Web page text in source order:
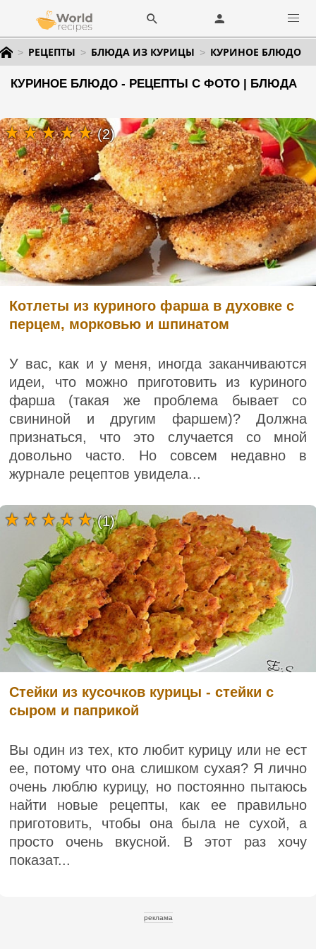
РЕЦЕПТЫ БЛЮДА ИЗ КУРИЦЫ КУРИНОЕ БЛЮДО
КУРИНОЕ БЛЮДО - РЕЦЕПТЫ С ФОТО | БЛЮДА
Котлеты из куриного фарша в духовке с
перцем, морковью и шпинатом
У вас, как и у меня, иногда заканчиваются
идеи, что можно приготовить из куриного
фарша (такая же проблема бывает со
свининой и другим фаршем)? Должна
признаться, что это случается со мной
довольно часто. Но совсем недавно в
журнале рецептов увидела...
(2)
Стейки из кусочков курицы - стейки с
сыром и паприкой
Вы один из тех, кто любит курицу или не ест
ее, потому что она слишком сухая? Я лично
очень люблю курицу, но постоянно пытаюсь
найти новые рецепты, как ее правильно
приготовить, чтобы она была не сухой, а
просто очень вкусной. В этот раз хочу
показат...
(1)
реклама